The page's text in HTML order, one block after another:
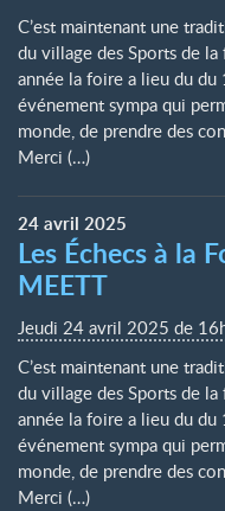
C’est maintenant une
du village des Sports de
année la foire a lieu du du
événement sympa qui
monde, de prendre des
Merci (…)
24avril 2025
Les Échecs à la
MEETT
Jeudi 24 avril 2025 de
C’est maintenant une
du village des Sports de
année la foire a lieu du du
événement sympa qui
monde, de prendre des
Merci (…)